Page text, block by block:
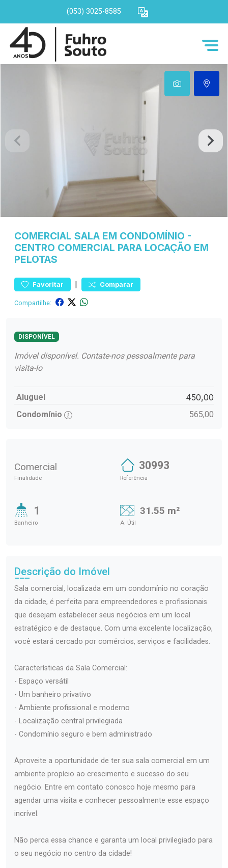
(053) 3025-8585
COMERCIAL SALA EM CONDOMÍNIO -
CENTRO COMERCIAL PARA LOCAÇÃO EM
PELOTAS
Favoritar | Comparar
Compartilhe:
DISPONÍVEL
Imóvel disponível. Contate-nos pessoalmente para
visita-lo
Aluguel 450,00
Condomínio 565,00
Comercial
Finalidade
30993
Referência
1
Banheiro
31.55 m²
A. Útil
Descrição do Imóvel
Sala comercial, localizada em um condomínio no coração
da cidade, é perfeita para empreendedores e profissionais
que desejam estabelecer seus negócios em um local
estratégico e de destaque. Com uma excelente localização,
você estará cercado por comércios, serviços e facilidades.
Características da Sala Comercial:
- Espaço versátil
- Um banheiro privativo
- Ambiente profissional e moderno
- Localização central privilegiada
- Condomínio seguro e bem administrado
Aproveite a oportunidade de ter sua sala comercial em um
ambiente propício ao crescimento e sucesso do seu
negócio. Entre em contato conosco hoje mesmo para
agendar uma visita e conhecer pessoalmente esse espaço
incrível.
Não perca essa chance e garanta um local privilegiado para
o seu negócio no centro da cidade!